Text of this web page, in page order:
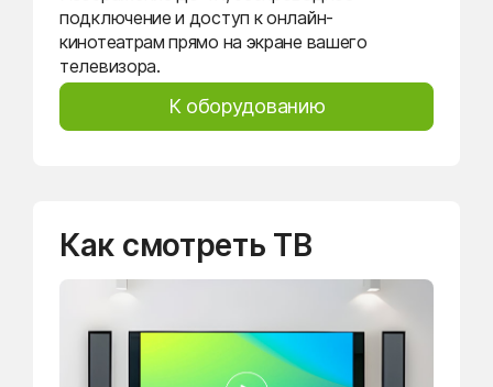
подключение и доступ к онлайн-
кинотеатрам прямо на экране вашего
телевизора.
К оборудованию
Как смотреть ТВ